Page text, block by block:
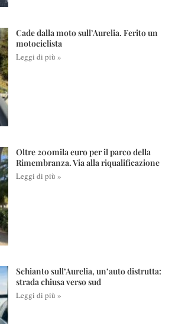
Cade dalla moto sull’Aurelia. Ferito un
motociclista
Leggi di più »
Oltre 200mila euro per il parco della
Rimembranza. Via alla riqualificazione
Leggi di più »
Schianto sull’Aurelia, un’auto distrutta:
strada chiusa verso sud
Leggi di più »